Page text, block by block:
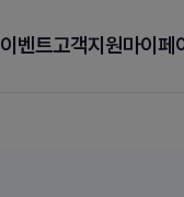
이벤트고객지원마이페